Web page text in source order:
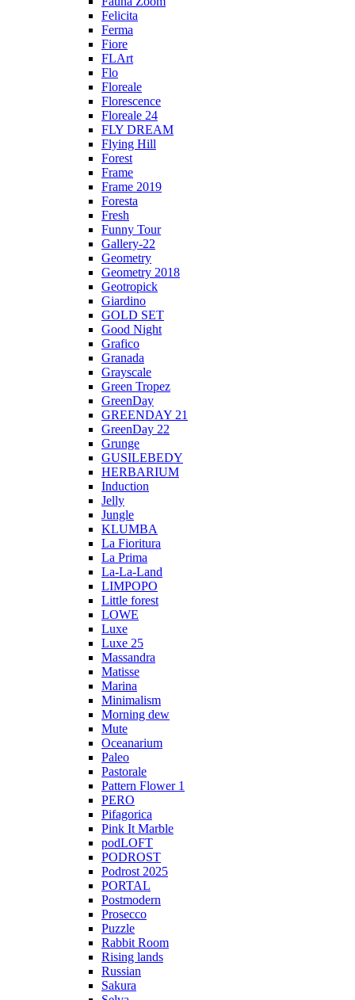
Felicita
Ferma
Fiore
FLArt
Flo
Floreale
Florescence
Floreale 24
FLY DREAM
Flying Hill
Forest
Frame
Frame 2019
Foresta
Fresh
Funny Tour
Gallery-22
Geometry
Geometry 2018
Geotropick
Giardino
GOLD SET
Good Night
Grafico
Granada
Grayscale
Green Tropez
GreenDay
GREENDAY 21
GreenDay 22
Grunge
GUSILEBEDY
HERBARIUM
Induction
Jelly
Jungle
KLUMBA
La Fioritura
La Prima
La-La-Land
LIMPOPO
Little forest
LOWE
Luxe
Luxe 25
Massandra
Matisse
Marina
Minimalism
Morning dew
Mute
Oceanarium
Paleo
Pastorale
Pattern Flower 1
PERO
Pifagorica
Pink It Marble
podLOFT
PODROST
Podrost 2025
PORTAL
Postmodern
Prosecco
Puzzle
Rabbit Room
Rising lands
Russian
Sakura